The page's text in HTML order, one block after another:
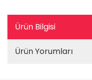
Ürün Bilgisi
Ürün Yorumları